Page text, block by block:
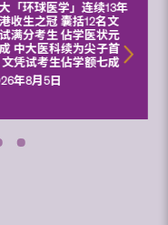
「环球医学」连续13年
收生之冠 囊括12名文
满分考生 佔学医状元
中大医科续为尖子首
文凭试考生佔学额七成
年8月5日